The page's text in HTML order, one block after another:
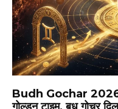
Budh Gochar